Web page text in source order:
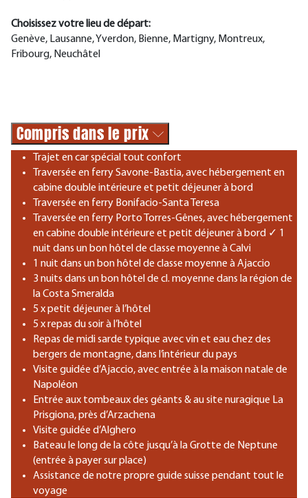
Choisissez votre lieu de départ:
Genève, Lausanne, Yverdon, Bienne, Martigny, Montreux,
Fribourg, Neuchâtel
Compris dans le prix
Trajet en car spécial tout confort
Traversée en ferry Savone-Bastia, avec hébergement en
cabine double intérieure et petit déjeuner à bord
Traversée en ferry Bonifacio-Santa Teresa
Traversée en ferry Porto Torres-Gênes, avec hébergement
en cabine double intérieure et petit déjeuner à bord ✓ 1
nuit dans un bon hôtel de classe moyenne à Calvi
1 nuit dans un bon hôtel de classe moyenne à Ajaccio
3 nuits dans un bon hôtel de cl. moyenne dans la région de
la Costa Smeralda
5 x petit déjeuner à l’hôtel
5 x repas du soir à l’hôtel
Repas de midi sarde typique avec vin et eau chez des
bergers de montagne, dans l’intérieur du pays
Visite guidée d’Ajaccio, avec entrée à la maison natale de
Napoléon
Entrée aux tombeaux des géants & au site nuragique La
Prisgiona, près d’Arzachena
Visite guidée d’Alghero
Bateau le long de la côte jusqu’à la Grotte de Neptune
(entrée à payer sur place)
Assistance de notre propre guide suisse pendant tout le
voyage